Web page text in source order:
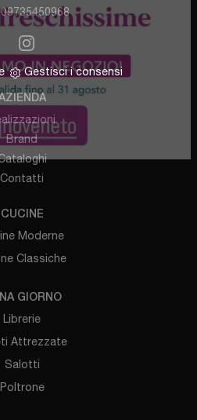
09735450968
Gestisci i consensi
Brand
Contatti
CUCINE
Moderne
Classiche
GIORNO
Librerie
Attrezzate
Salotti
Poltrone